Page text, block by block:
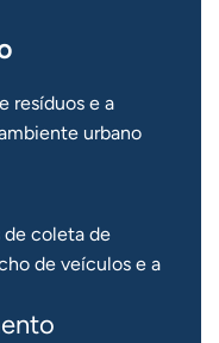
resíduos e a
urbano
de coleta de
de veículos e a